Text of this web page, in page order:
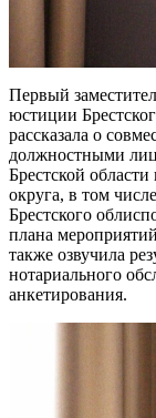
Первый
юстиции
рассказала о
должностными
Брестской
округа, в том
Брестского
плана
также озвучила
нотариального
анкетирования.